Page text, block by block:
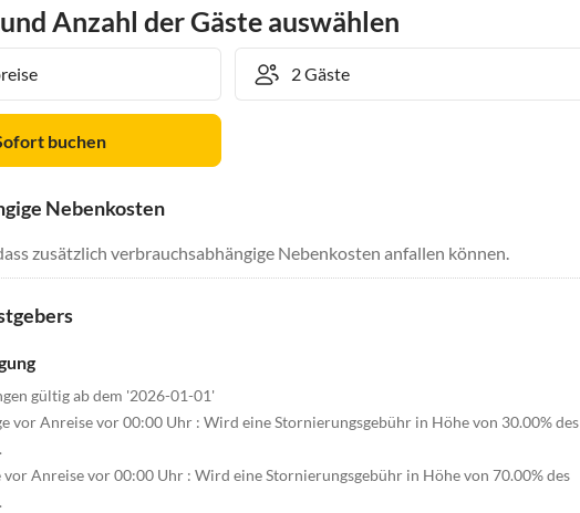
Anzahl der Gäste auswählen
buchen
Nebenkosten
zusätzlich verbrauchsabhängige Nebenkosten anfallen können.
gültig ab dem '2026-01-01'
vor Anreise vor 00:00 Uhr : Wird eine Stornierungsgebühr in Höhe von 30.00% des
vor Anreise vor 00:00 Uhr : Wird eine Stornierungsgebühr in Höhe von 70.00% des